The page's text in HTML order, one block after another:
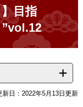
目指
新日：2022年5月13日更新